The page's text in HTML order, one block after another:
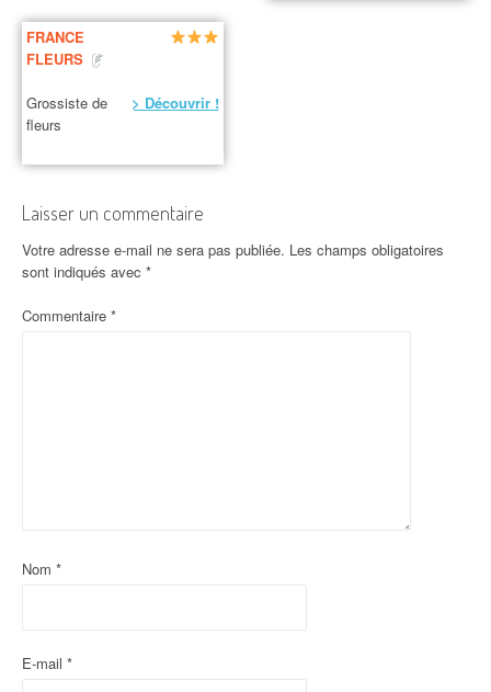
FRANCE
FLEURS
Grossiste de
fleurs
> Découvrir !
Laisser un commentaire
Votre adresse e-mail ne sera pas publiée. Les champs obligatoires
sont indiqués avec *
Commentaire *
Nom *
E-mail *